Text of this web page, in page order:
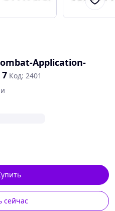
Application-
Код: 2401
сейчас